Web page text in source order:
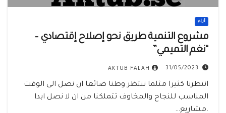
أراء
مشروع التنمية طريق نحو إصلاح إقتصادي –
“نغم التميمي”
31/05/2023
AKTUB FALAH
انتظرنا كثيرا مثلما ننتظر وطنا ضائعا ان نصل الى الوقت
المناسب للنجاح والمخاوف تتملكنا من ان لا نصل ابدا
.مشاريع…